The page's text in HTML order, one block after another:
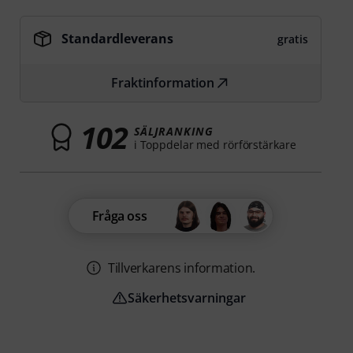
Standardleverans gratis
Fraktinformation
102 SÄLJRANKING
i Toppdelar med rörförstärkare
Fråga oss
Tillverkarens information.
Säkerhetsvarningar